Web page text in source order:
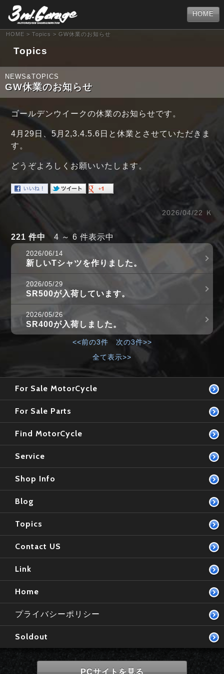
HOME
HOME > Topics > GW休業のお知らせ
Topics
NEWS&TOPICS
GW休業のお知らせ
ゴールデンウイークの休業のお知らせです。
4月29日、5月2,3.4.5.6日と休業とさせていただきま
す。
どうぞよろしくお願いいたします。
2026/04/22 Ｋ
221 件中 4 ～ 6 件表示中
2026/06/14
新しいTシャツを作りました。
2026/05/29
SR500が入荷しています。
2026/05/26
SR400が入荷しました。
<<前の3件
次の3件>>
全て表示>>
For Sale MotorCycle
For Sale Parts
Find MotorCycle
Service
Shop Info
Blog
Topics
Contact US
Link
Home
プライバシーポリシー
Soldout
PCサイトを見る